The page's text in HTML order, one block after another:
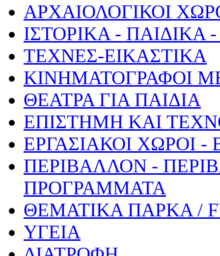
ΑΡΧΑΙΟΛΟΓΙΚΟΙ
ΙΣΤΟΡΙΚΑ -
ΤΕΧΝΕΣ-ΕΙΚΑΣΤΙΚΑ
ΚΙΝΗΜΑΤΟΓΡΑΦΟΙ
ΘΕΑΤΡΑ ΓΙΑ ΠΑΙΔΙΑ
ΕΠΙΣΤΗΜΗ ΚΑΙ
ΕΡΓΑΣΙΑΚΟΙ ΧΩΡΟΙ
ΠΕΡΙΒΑΛΛΟΝ -
ΠΡΟΓΡΑΜΜΑΤΑ
ΘΕΜΑΤΙΚΑ ΠΑΡΚΑ /
ΥΓΕΙΑ